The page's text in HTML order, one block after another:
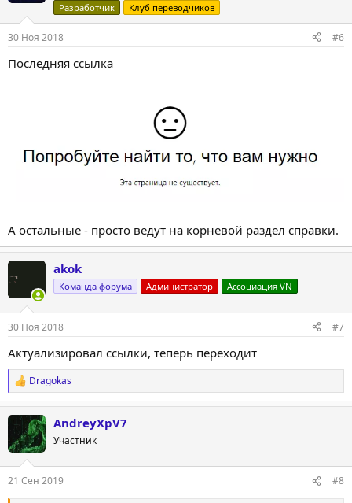
Разработчик
Клуб переводчиков
30 Ноя 2018 #6
Последняя ссылка
А остальные - просто ведут на корневой раздел справки.
akok
Команда форума Администратор Ассоциация VN
30 Ноя 2018 #7
Актуализировал ссылки, теперь переходит
Р
е
а
к
ц
и
Dragokas
AndreyXpV7
Участник
21 Сен 2019 #8